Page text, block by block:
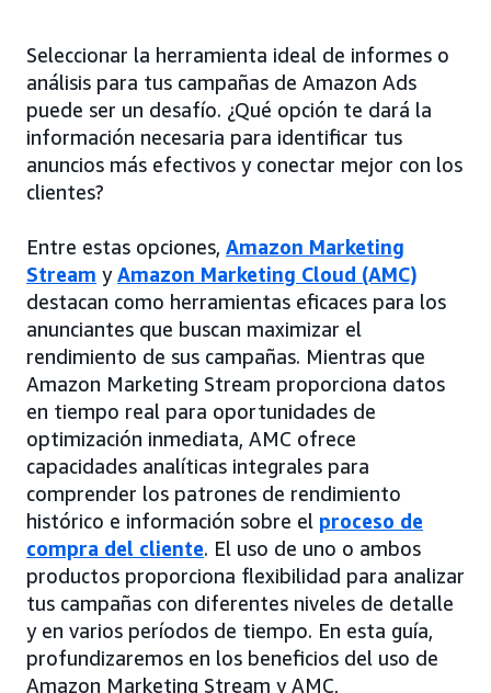
Seleccionar la herramienta ideal de informes o
análisis para tus campañas de Amazon Ads
puede ser un desafío. ¿Qué opción te dará la
información necesaria para identificar tus
anuncios más efectivos y conectar mejor con los
clientes?
Entre estas opciones, Amazon Marketing
Stream yAmazon Marketing Cloud (AMC)
destacan como herramientas eficaces para los
anunciantes que buscan maximizar el
rendimiento de sus campañas. Mientras que
Amazon Marketing Stream proporciona datos
en tiempo real para oportunidades de
optimización inmediata, AMC ofrece
capacidades analíticas integrales para
comprender los patrones de rendimiento
histórico e información sobre el proceso de
compra del cliente. El uso de uno o ambos
productos proporciona flexibilidad para analizar
tus campañas con diferentes niveles de detalle
y en varios períodos de tiempo. En esta guía,
profundizaremos en los beneficios del uso de
Amazon Marketing Stream y AMC,